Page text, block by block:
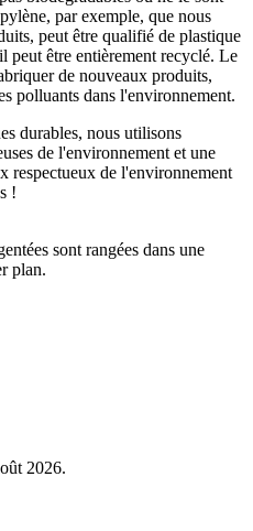
par exemple, que nous
peut être qualifié de plastique
peut être entièrement recyclé. Le
de nouveaux produits,
polluants dans l'environnement.
durables, nous utilisons
de l'environnement et une
respectueux de l'environnement
!
2026.